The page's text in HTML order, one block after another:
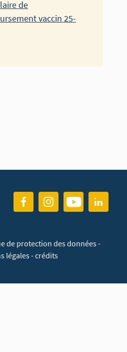
de
vaccin 25-
de protection des données-
légales-crédits